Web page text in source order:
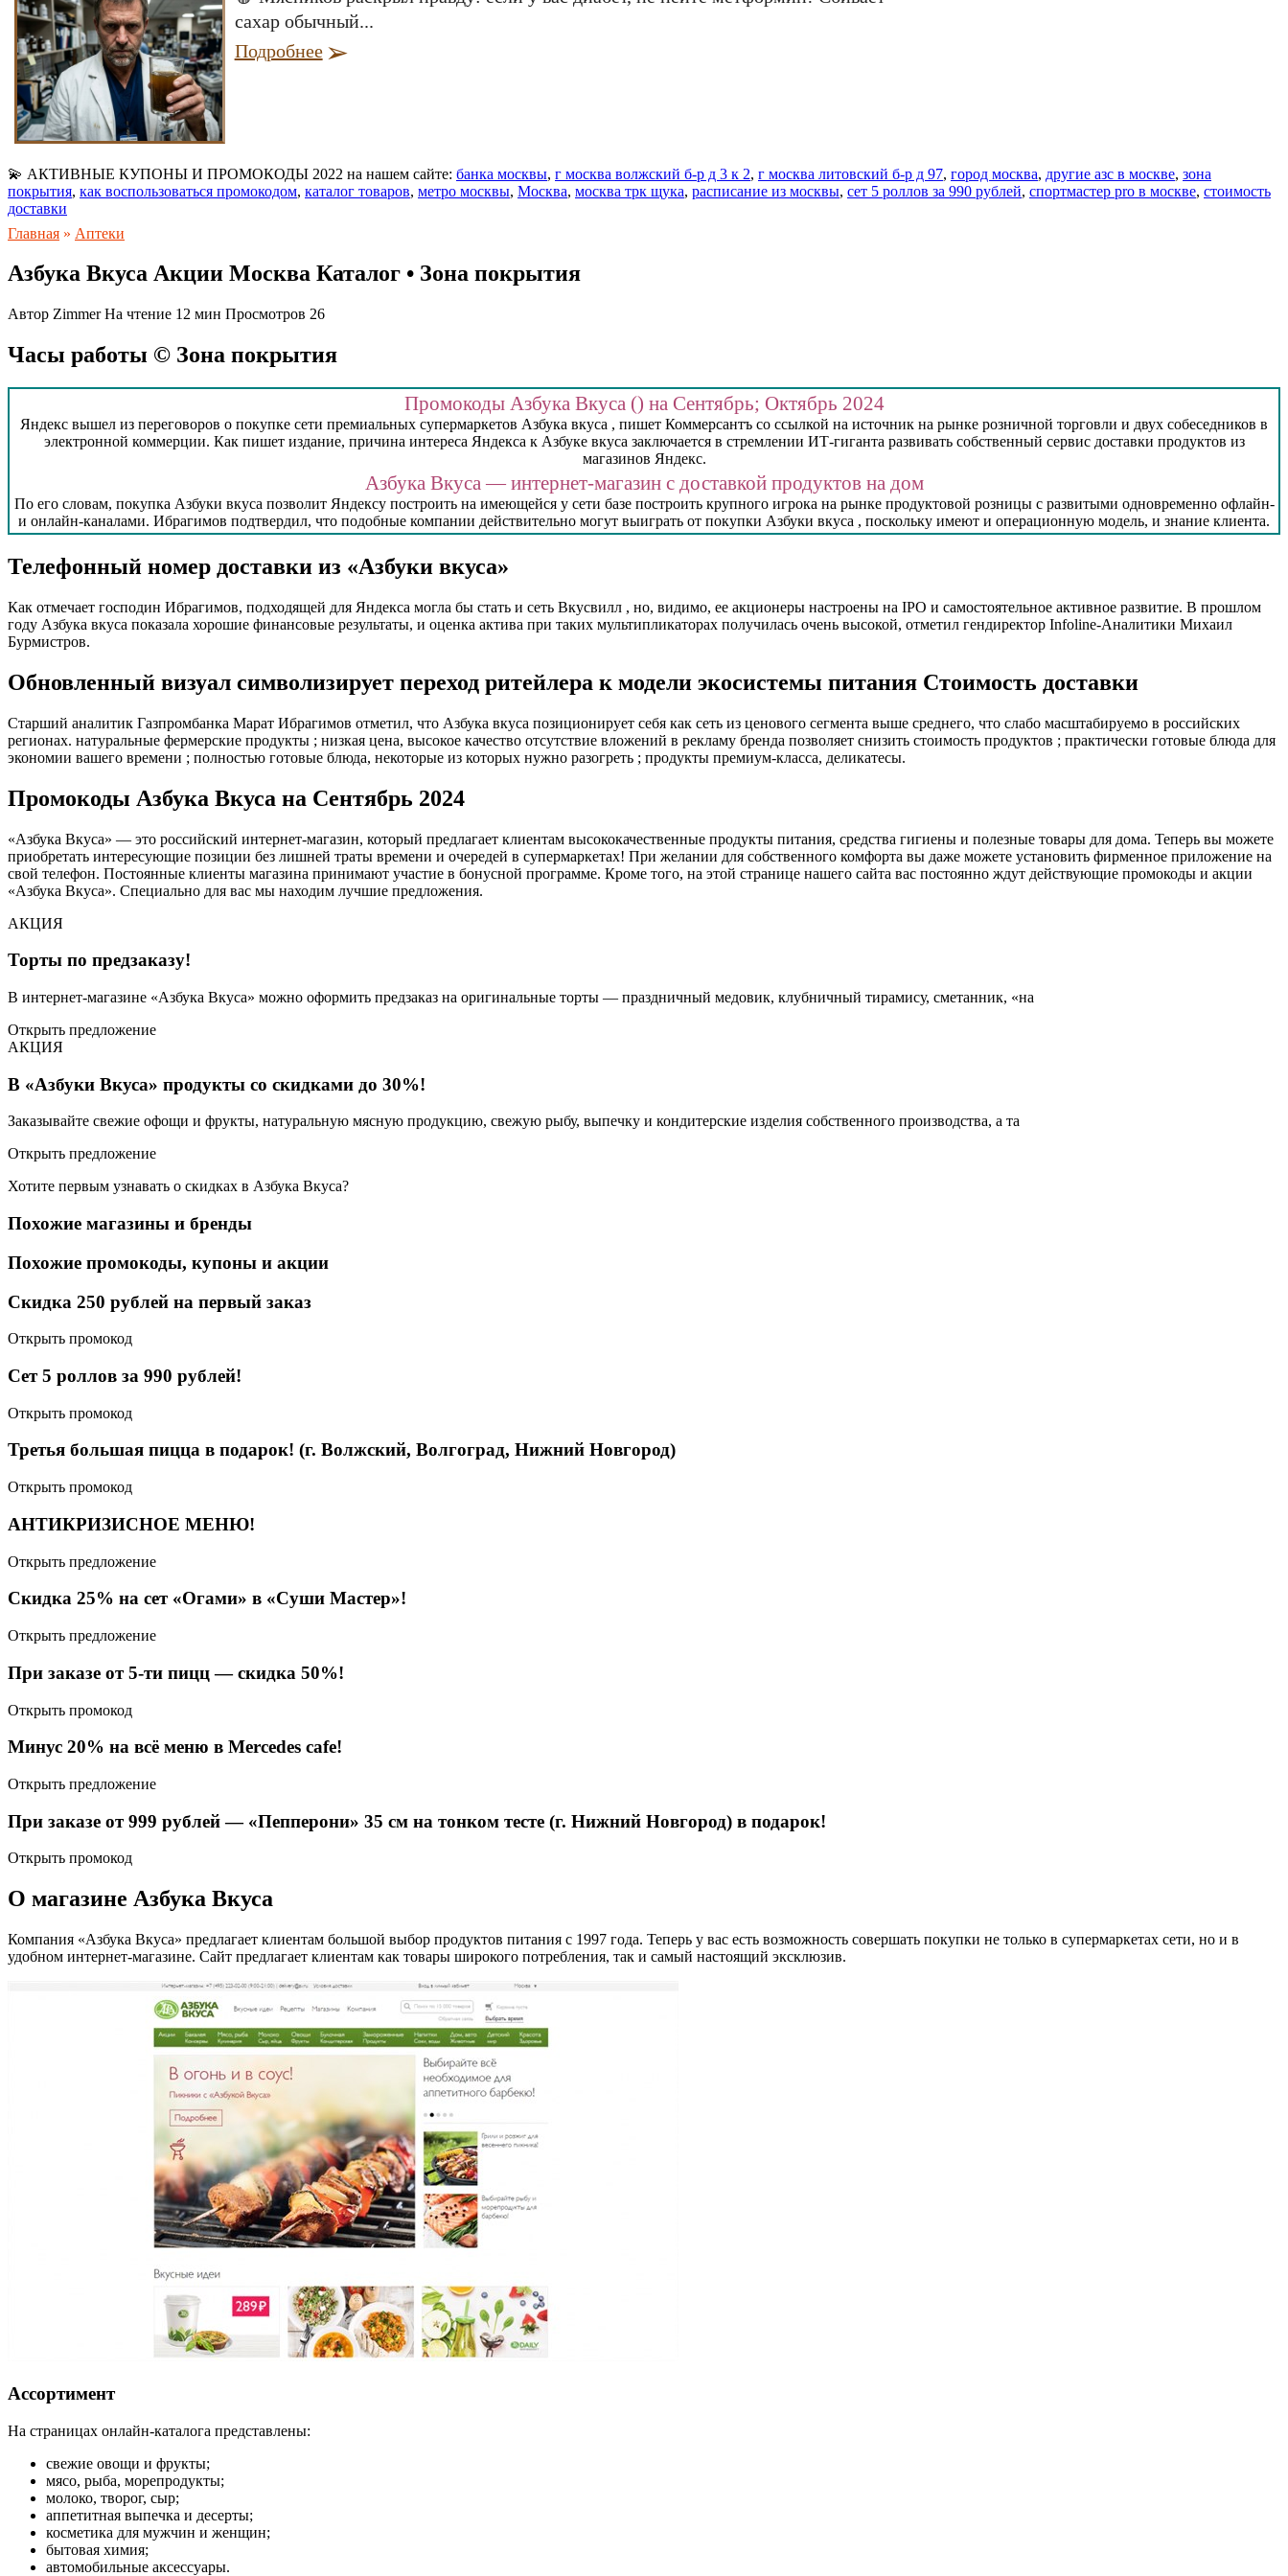
сахар обычный...
Подробнее
💫 АКТИВНЫЕ КУПОНЫ И ПРОМОКОДЫ 2022 на нашем сайте: банка москвы, г москва волжский б-р д 3 к 2, г москва литовский б-р д 97, город москва, другие азс в москве, зона
покрытия, как воспользоваться промокодом, каталог товаров, метро москвы, Москва, москва трк щука, расписание из москвы, сет 5 роллов за 990 рублей, спортмастер pro в москве, стоимость
доставки
Главная » Аптеки
Азбука Вкуса Акции Москва Каталог • Зона покрытия
Автор Zimmer На чтение 12 мин Просмотров 26
Часы работы © Зона покрытия
Промокоды Азбука Вкуса () на Сентябрь; Октябрь 2024
Яндекс вышел из переговоров о покупке сети премиальных супермаркетов Азбука вкуса , пишет Коммерсантъ со ссылкой на источник на рынке розничной торговли и двух собеседников в
электронной коммерции. Как пишет издание, причина интереса Яндекса к Азбуке вкуса заключается в стремлении ИТ-гиганта развивать собственный сервис доставки продуктов из
магазинов Яндекс.
Азбука Вкуса — интернет-магазин с доставкой продуктов на дом
По его словам, покупка Азбуки вкуса позволит Яндексу построить на имеющейся у сети базе построить крупного игрока на рынке продуктовой розницы с развитыми одновременно офлайн-
и онлайн-каналами. Ибрагимов подтвердил, что подобные компании действительно могут выиграть от покупки Азбуки вкуса , поскольку имеют и операционную модель, и знание клиента.
Телефонный номер доставки из «Азбуки вкуса»
Как отмечает господин Ибрагимов, подходящей для Яндекса могла бы стать и сеть Вкусвилл , но, видимо, ее акционеры настроены на IPO и самостоятельное активное развитие. В прошлом
году Азбука вкуса показала хорошие финансовые результаты, и оценка актива при таких мультипликаторах получилась очень высокой, отметил гендиректор Infoline-Аналитики Михаил
Бурмистров.
Обновленный визуал символизирует переход ритейлера к модели экосистемы питания Стоимость доставки
Старший аналитик Газпромбанка Марат Ибрагимов отметил, что Азбука вкуса позиционирует себя как сеть из ценового сегмента выше среднего, что слабо масштабируемо в российских
регионах. натуральные фермерские продукты ; низкая цена, высокое качество отсутствие вложений в рекламу бренда позволяет снизить стоимость продуктов ; практически готовые блюда для
экономии вашего времени ; полностью готовые блюда, некоторые из которых нужно разогреть ; продукты премиум-класса, деликатесы.
Промокоды Азбука Вкуса на Сентябрь 2024
«Азбука Вкуса» — это российский интернет-магазин, который предлагает клиентам высококачественные продукты питания, средства гигиены и полезные товары для дома. Теперь вы можете
приобретать интересующие позиции без лишней траты времени и очередей в супермаркетах! При желании для собственного комфорта вы даже можете установить фирменное приложение на
свой телефон. Постоянные клиенты магазина принимают участие в бонусной программе. Кроме того, на этой странице нашего сайта вас постоянно ждут действующие промокоды и акции
«Азбука Вкуса». Специально для вас мы находим лучшие предложения.
АКЦИЯ
Торты по предзаказу!
В интернет-магазине «Азбука Вкуса» можно оформить предзаказ на оригинальные торты — праздничный медовик, клубничный тирамису, сметанник, «на
Открыть предложение
АКЦИЯ
В «Азбуки Вкуса» продукты со скидками до 30%!
Заказывайте свежие офощи и фрукты, натуральную мясную продукцию, свежую рыбу, выпечку и кондитерские изделия собственного производства, а та
Открыть предложение
Хотите первым узнавать о скидках в Азбука Вкуса?
Похожие магазины и бренды
Похожие промокоды, купоны и акции
Скидка 250 рублей на первый заказ
Открыть промокод
Сет 5 роллов за 990 рублей!
Открыть промокод
Третья большая пицца в подарок! (г. Волжский, Волгоград, Нижний Новгород)
Открыть промокод
АНТИКРИЗИСНОЕ МЕНЮ!
Открыть предложение
Скидка 25% на сет «Огами» в «Суши Мастер»!
Открыть предложение
При заказе от 5-ти пицц — скидка 50%!
Открыть промокод
Минус 20% на всё меню в Mercedes cafe!
Открыть предложение
При заказе от 999 рублей — «Пепперони» 35 см на тонком тесте (г. Нижний Новгород) в подарок!
Открыть промокод
О магазине Азбука Вкуса
Компания «Азбука Вкуса» предлагает клиентам большой выбор продуктов питания с 1997 года. Теперь у вас есть возможность совершать покупки не только в супермаркетах сети, но и в
удобном интернет-магазине. Сайт предлагает клиентам как товары широкого потребления, так и самый настоящий эксклюзив.
Ассортимент
На страницах онлайн-каталога представлены:
свежие овощи и фрукты;
мясо, рыба, морепродукты;
молоко, творог, сыр;
аппетитная выпечка и десерты;
косметика для мужчин и женщин;
бытовая химия;
автомобильные аксессуары.